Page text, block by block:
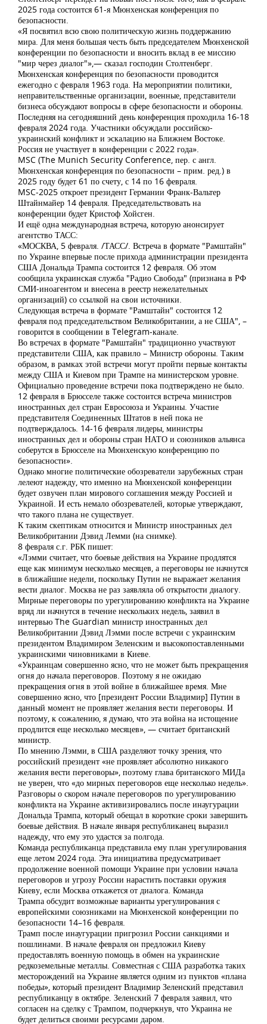
2025 года состоится 61-я Мюнхенская конференция по
безопасности.
«Я посвятил всю свою политическую жизнь поддержанию
мира. Для меня большая честь быть председателем Мюнхенской
конференции по безопасности и вносить вклад в ее миссию
"мир через диалог"»,— сказал господин Столтенберг.
Мюнхенская конференция по безопасности проводится
ежегодно с февраля 1963 года. На мероприятии политики,
неправительственные организации, военные, представители
бизнеса обсуждают вопросы в сфере безопасности и обороны.
Последняя на сегодняшний день конференция проходила 16-18
февраля 2024 года. Участники обсуждали российско-
украинский конфликт и эскалацию на Ближнем Востоке.
Россия не участвует в конференции с 2022 года».
MSC (The Munich Security Conference, пер. с англ.
Мюнхенская конференция по безопасности – прим. ред.) в
2025 году будет 61 по счету, с 14 по 16 февраля.
MSC-2025 откроет президент Германии Франк-Вальтер
Штайнмайер 14 февраля. Председательствовать на
конференции будет Кристоф Хойсген.
И ещё одна международная встреча, которую анонсирует
агентство ТАСС:
«МОСКВА, 5 февраля. /ТАСС/. Встреча в формате "Рамштайн"
по Украине впервые после прихода администрации президента
США Дональда Трампа состоится 12 февраля. Об этом
сообщила украинская служба "Радио Свобода" (признана в РФ
СМИ-иноагентом и внесена в реестр нежелательных
организаций) со ссылкой на свои источники.
Следующая встреча в формате "Рамштайн" состоится 12
февраля под председательством Великобритании, а не США", –
говорится в сообщении в Telegram-канале.
Во встречах в формате "Рамштайн" традиционно участвуют
представители США, как правило – Министр обороны. Таким
образом, в рамках этой встречи могут пройти первые контакты
между США и Киевом при Трампе на министерском уровне.
Официально проведение встречи пока подтверждено не было.
12 февраля в Брюсселе также состоится встреча министров
иностранных дел стран Евросоюза и Украины. Участие
представителя Соединенных Штатов в ней пока не
подтверждалось. 14-16 февраля лидеры, министры
иностранных дел и обороны стран НАТО и союзников альянса
соберутся в Брюсселе на Мюнхенскую конференцию по
безопасности».
Однако многие политические обозреватели зарубежных стран
лелеют надежду, что именно на Мюнхенской конференции
будет озвучен план мирового соглашения между Россией и
Украиной. И есть немало обозревателей, которые утверждают,
что такого плана не существует.
К таким скептикам относится и Министр иностранных дел
Великобритании Дэвид Лемми (на снимке).
8 февраля с.г. РБК пишет:
«Лэмми считает, что боевые действия на Украине продлятся
еще как минимум несколько месяцев, а переговоры не начнутся
в ближайшие недели, поскольку Путин не выражает желания
вести диалог. Москва не раз заявляла об открытости диалогу.
Мирные переговоры по урегулированию конфликта на Украине
вряд ли начнутся в течение нескольких недель, заявил в
интервью The Guardian министр иностранных дел
Великобритании Дэвид Лэмми после встречи с украинским
президентом Владимиром Зеленским и высокопоставленными
украинскими чиновниками в Киеве.
«Украинцам совершенно ясно, что не может быть прекращения
огня до начала переговоров. Поэтому я не ожидаю
прекращения огня в этой войне в ближайшее время. Мне
совершенно ясно, что [президент России Владимир] Путин в
данный момент не проявляет желания вести переговоры. И
поэтому, к сожалению, я думаю, что эта война на истощение
продлится еще несколько месяцев», — считает британский
министр.
По мнению Лэмми, в США разделяют точку зрения, что
российский президент «не проявляет абсолютно никакого
желания вести переговоры», поэтому глава британского МИДа
не уверен, что «до мирных переговоров еще несколько недель».
Разговоры о скором начале переговоров по урегулированию
конфликта на Украине активизировались после инаугурации
Дональда Трампа, который обещал в короткие сроки завершить
боевые действия. В начале января республиканец выразил
надежду, что ему это удастся за полгода.
Команда республиканца представила ему план урегулирования
еще летом 2024 года. Эта инициатива предусматривает
продолжение военной помощи Украине при условии начала
переговоров и угрозу России нарастить поставки оружия
Киеву, если Москва откажется от диалога. Команда
Трампа обсудит возможные варианты урегулирования с
европейскими союзниками на Мюнхенской конференции по
безопасности 14–16 февраля.
Трамп после инаугурации пригрозил России санкциями и
пошлинами. В начале февраля он предложил Киеву
предоставлять военную помощь в обмен на украинские
редкоземельные металлы. Совместная с США разработка таких
месторождений на Украине является одним из пунктов «плана
победы», который президент Владимир Зеленский представил
республиканцу в октябре. Зеленский 7 февраля заявил, что
согласен на сделку с Трампом, подчеркнув, что Украина не
будет делиться своими ресурсами даром.